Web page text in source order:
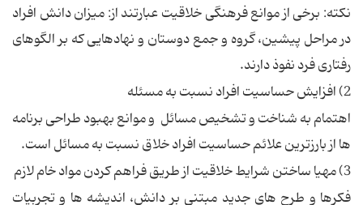
نکته: برخی از موانع فرهنگی خلاقیت عبارتند از: میزان دانش افراد
در مراحل پیشین، گروه و جمع دوستان و نهادهایی که بر الگوهای
رفتاری فرد نفوذ دارند.
2) افزایش حساسیت افراد نسبت به مسئله
اهتمام به شناخت و تشخیص مسائل و موانع بهبود طراحی برنامه
ها از بارزترین علائم حساسیت افراد خلاق نسبت به مسائل است.
3) مهیا ساختن شرایط خلاقیت از طریق فراهم کردن مواد خام لازم
فکرها و طرح های جدید مبتنی بر دانش، اندیشه ها و تجربیات